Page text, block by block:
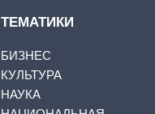
ТЕМАТИКИ
БИЗНЕС
КУЛЬТУРА
НАУКА